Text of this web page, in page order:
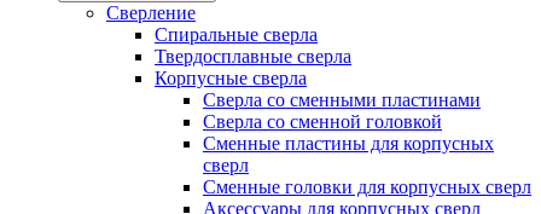
Сверление
Спиральные сверла
Твердосплавные сверла
Корпусные сверла
Сверла со сменными пластинами
Сверла со сменной головкой
Сменные пластины для корпусных
сверл
Сменные головки для корпусных сверл
Аксессуары для корпусных сверл